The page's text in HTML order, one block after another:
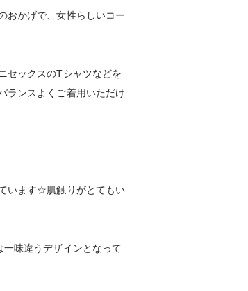
おかげで、女性らしいコー
セックスのTシャツなどを
ランスよくご着用いただけ
います☆肌触りがとてもい
味違うデザインとなって